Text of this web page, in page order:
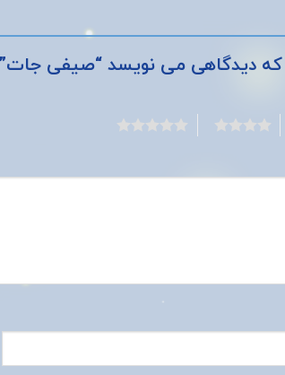
دیدگاهی می نویسد “صیفی جات”